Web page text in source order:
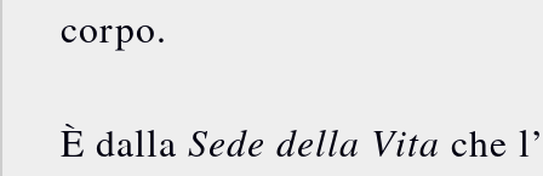
corpo.
È dalla Sede della Vita che